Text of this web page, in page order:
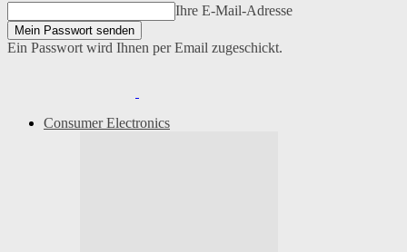
Ihre E-Mail-Adresse
Ein Passwort wird Ihnen per Email zugeschickt.
Consumer Electronics